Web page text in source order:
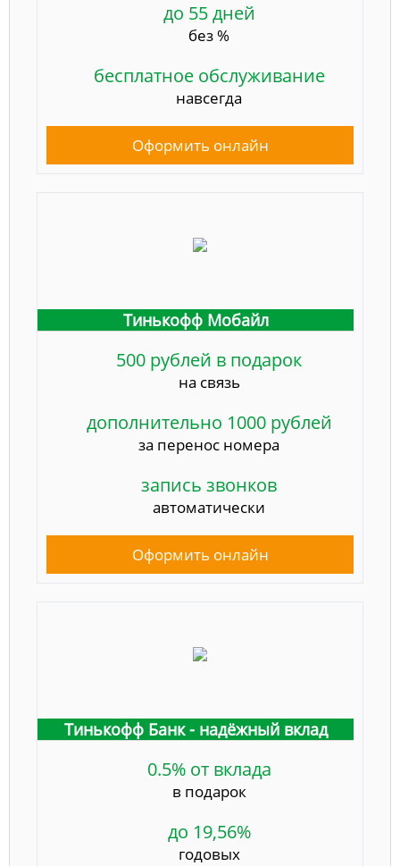
до 55 дней
без %
бесплатное обслуживание
навсегда
Оформить онлайн
Тинькофф Мобайл
500 рублей в подарок
на связь
дополнительно 1000 рублей
за перенос номера
запись звонков
автоматически
Оформить онлайн
Тинькофф Банк - надёжный вклад
0.5% от вклада
в подарок
до 19,56%
годовых